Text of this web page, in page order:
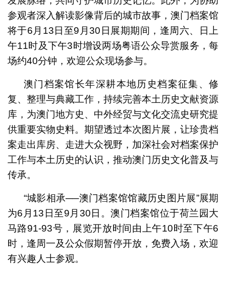
参观者深入解读影像背后的城市故事，澳门档案馆
将于6月13日至9月30日展期期间，逢周六、日上
午11时及下午3时增设两场粤语公众导赏服务，每
场约40分钟，欢迎公众现场参与。
澳门档案馆长年深耕本地历史档案征集、修
复、整理与典藏工作，持续完善本土历史文献资源
库，为澳门地方史、中外经贸与文化交流史研究提
供重要实物史料。期望透过本次图片展，让珍贵档
案走出库房、走进大众视野，加深社会对档案保护
工作与本土历史的认识，推动澳门历史文化普及与
传承。
“城影相承──澳门档案馆馆藏历史图片展”展期
为6月13日至9月30日。澳门档案馆位于荷兰园大
马路91-93号，展览开放时间由上午10时至下午6
时，逢周一及公众假期暂停开放，免费入场，欢迎
有兴趣人士参观。